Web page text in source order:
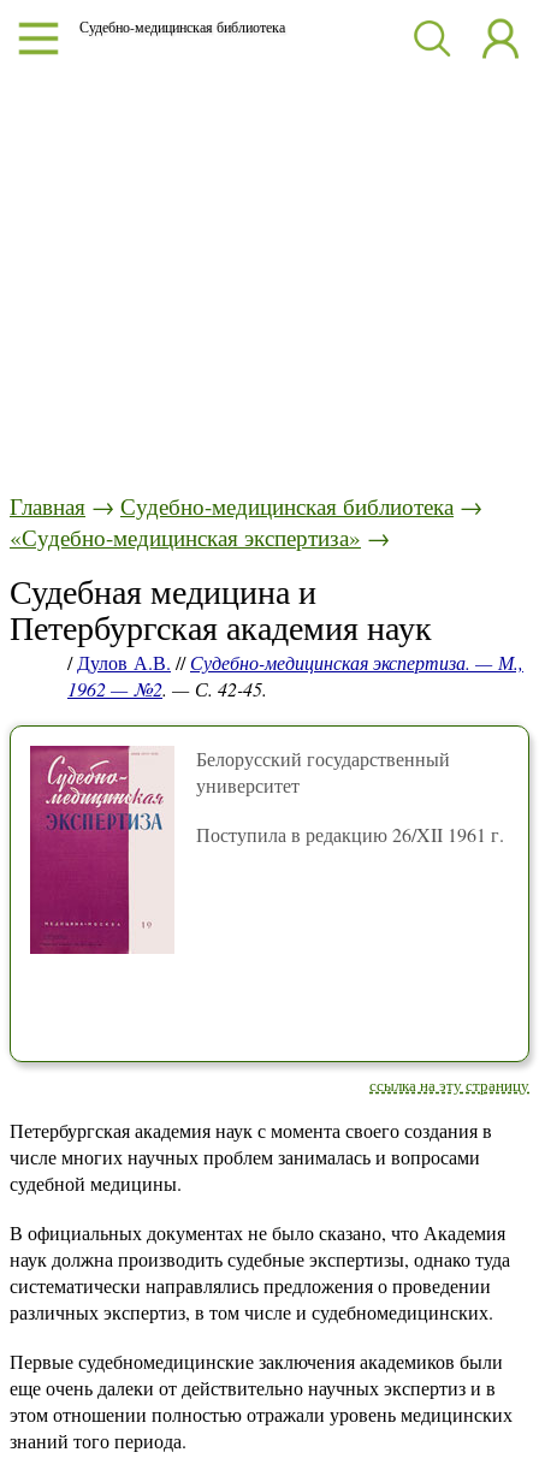
Судебно-медицинская библиотека
Главная → Судебно-медицинская библиотека →
«Судебно-медицинская экспертиза» →
Судебная медицина и
Петербургская академия наук
/Дулов А.В. //Судебно-медицинская экспертиза. — М.,
1962 — №2. — С. 42-45.
Белорусский государственный
университет
Поступила в редакцию 26/XII 1961 г.
ссылка на эту страницу
Петербургская академия наук с момента своего создания в
числе многих научных проблем занималась и вопросами
судебной медицины.
В официальных документах не было сказано, что Академия
наук должна производить судебные экспертизы, однако туда
систематически направлялись предложения о проведении
различных экспертиз, в том числе и судебномедицинских.
Первые судебномедицинские заключения академиков были
еще очень далеки от действительно научных экспертиз и в
этом отношении полностью отражали уровень медицинских
знаний того периода.